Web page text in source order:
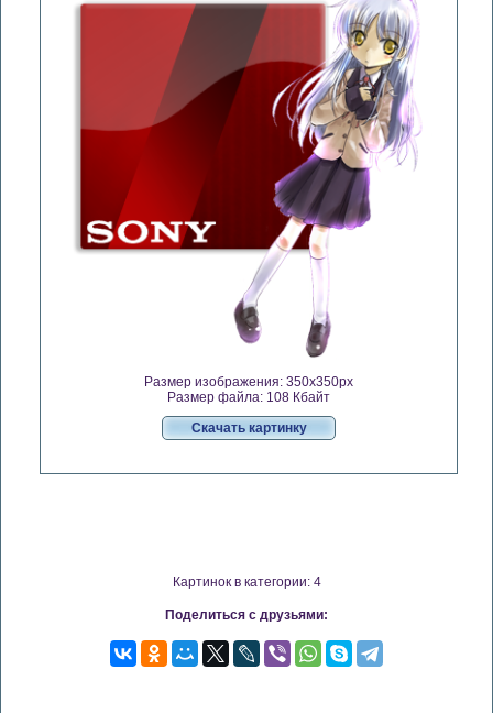
Размер изображения: 350x350px
Размер файла: 108 Кбайт
Скачать картинку
Картинок в категории: 4
Поделиться с друзьями: